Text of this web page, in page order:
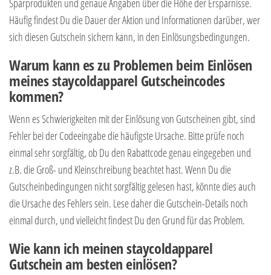
Sparprodukten und genaue Angaben über die Höhe der Ersparnisse.
Häufig findest Du die Dauer der Aktion und Informationen darüber, wer
sich diesen Gutschein sichern kann, in den Einlösungsbedingungen.
Warum kann es zu Problemen beim Einlösen
meines staycoldapparel Gutscheincodes
kommen?
Wenn es Schwierigkeiten mit der Einlösung von Gutscheinen gibt, sind
Fehler bei der Codeeingabe die häufigste Ursache. Bitte prüfe noch
einmal sehr sorgfältig, ob Du den Rabattcode genau eingegeben und
z.B. die Groß- und Kleinschreibung beachtet hast. Wenn Du die
Gutscheinbedingungen nicht sorgfältig gelesen hast, könnte dies auch
die Ursache des Fehlers sein. Lese daher die Gutschein-Details noch
einmal durch, und vielleicht findest Du den Grund für das Problem.
Wie kann ich meinen staycoldapparel
Gutschein am besten einlösen?